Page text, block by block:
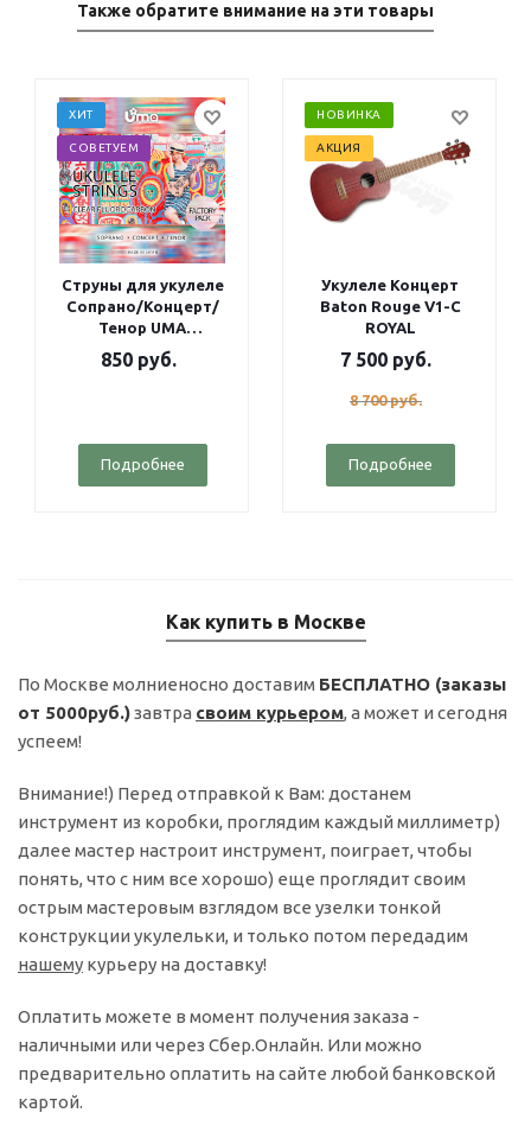
Также обратите внимание на эти товары
ХИТ
СОВЕТУЕМ
Струны для укулеле
Сопрано/Концерт/
Тенор UMA
Fluorocarbon Factory
pack
850руб.
Подробнее
НОВИНКА
АКЦИЯ
Укулеле Концерт
Baton Rouge V1-C
ROYAL
7 500 руб.
8 700руб.
Подробнее
Как купить в Москве
По Москве молниеносно доставим БЕСПЛАТНО (заказы
от 5000руб.)завтра своим курьером, а может и сегодня
успеем!
Внимание!) Перед отправкой к Вам: достанем
инструмент из коробки, проглядим каждый миллиметр)
далее мастер настроит инструмент, поиграет, чтобы
понять, что с ним все хорошо) еще проглядит своим
острым мастеровым взглядом все узелки тонкой
конструкции укулельки, и только потом передадим
нашему курьеру на доставку!
Оплатить можете в момент получения заказа -
наличными или через Сбер.Онлайн. Или можно
предварительно оплатить на сайте любой банковской
картой.